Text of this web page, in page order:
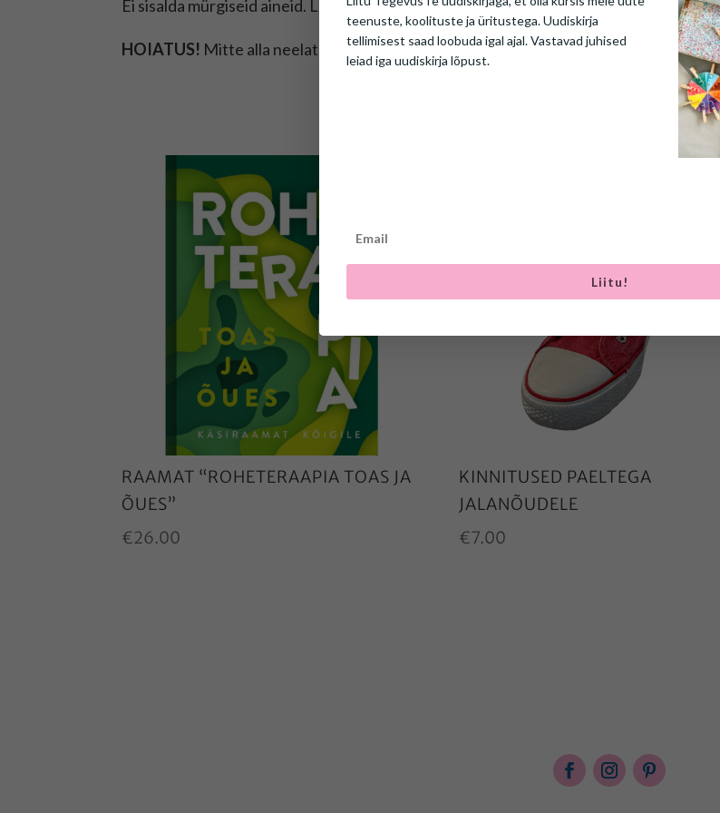
Ei sisalda mürgiseid aineid. Lõhnatu. Sobib vanusele 3+ aastat.
HOIATUS! Mitte alla neelata. Lämbumisoht!
SEOTUD TOOTED
RAAMAT “ROHETERAAPIA TOAS JA
ÕUES”
€26.00
KINNITUSED PAELTEGA
JALANÕUDELE
€7.00
teenuste, koolituste ja üritustega. Uudiskirja
tellimisest saad loobuda igal ajal. Vastavad juhised
leiad iga uudiskirja lõpust.
Liitu!